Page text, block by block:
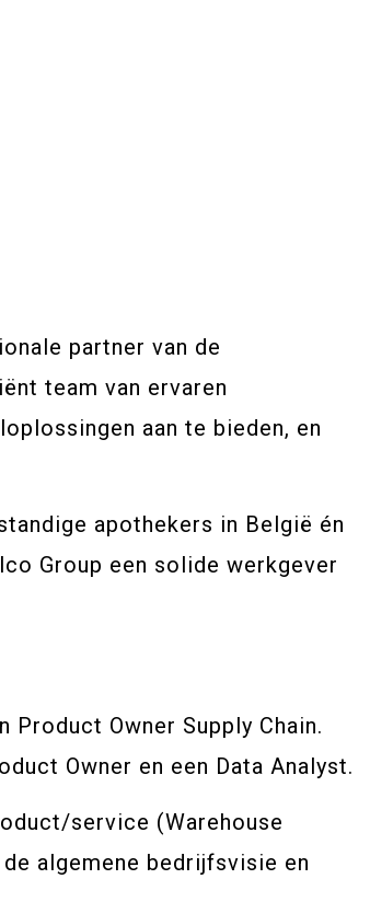
partner van de
team van ervaren
aan te bieden, en
apothekers in België én
Group een solide werkgever
Owner Supply Chain.
Owner en een Data Analyst.
service (Warehouse
algemene bedrijfsvisie en